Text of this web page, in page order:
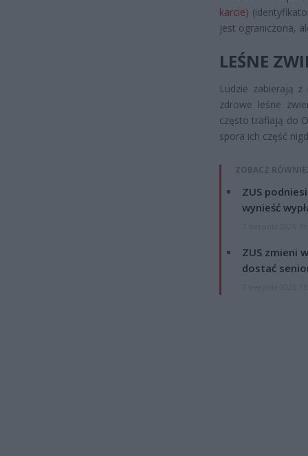
karcie)
jest ograniczona,
LEŚNE
Ludzie zabierają
zdrowe leśne
często trafiają do
spora ich część
ZOBACZ
ZUS
wynieść
ZUS zmieni
dostać